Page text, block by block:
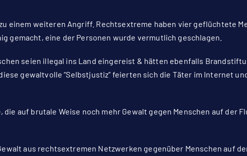
einem weiteren Angriff. Rechtsextreme haben vier geflüchtete
gemacht, eine der Personen wurde vermutlich geschlagen.
seien illegal ins Land eingereist & hätten ebenfalls
gewaltvolle “Selbstjustiz” feierten sich die Täter im Internet
auf brutale Weise noch mehr Gewalt gegen Menschen auf der
aus rechtsextremen Netzwerken gegenüber Menschen auf